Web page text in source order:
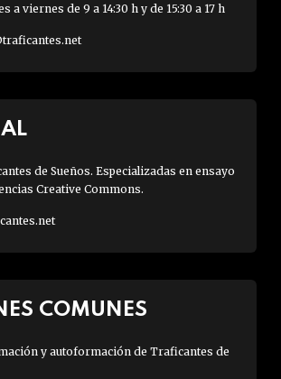
a viernes de 9 a 14:30 h y de 15:30 a 17 h
de Sueños. Especializadas en ensayo
Creative Commons.
COMUNES
y autoformación de Traficantes de